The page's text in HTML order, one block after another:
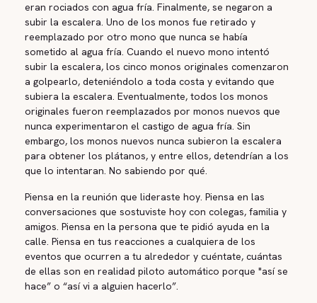
eran rociados con agua fría. Finalmente, se negaron a
subir la escalera. Uno de los monos fue retirado y
reemplazado por otro mono que nunca se había
sometido al agua fría. Cuando el nuevo mono intentó
subir la escalera, los cinco monos originales comenzaron
a golpearlo, deteniéndolo a toda costa y evitando que
subiera la escalera. Eventualmente, todos los monos
originales fueron reemplazados por monos nuevos que
nunca experimentaron el castigo de agua fría. Sin
embargo, los monos nuevos nunca subieron la escalera
para obtener los plátanos, y entre ellos, detendrían a los
que lo intentaran. No sabiendo por qué.
Piensa en la reunión que lideraste hoy. Piensa en las
conversaciones que sostuviste hoy con colegas, familia y
amigos. Piensa en la persona que te pidió ayuda en la
calle. Piensa en tus reacciones a cualquiera de los
eventos que ocurren a tu alrededor y cuéntate, cuántas
de ellas son en realidad piloto automático porque "así se
hace” o “así vi a alguien hacerlo”.